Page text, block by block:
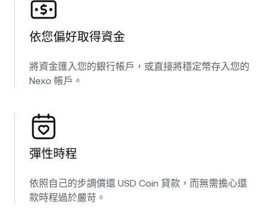
依您偏好取得資金
將資金匯入您的銀行帳戶，或直接將穩定幣存入您的
Nexo 帳戶。
彈性時程
依照自己的步調償還 USD Coin 貸款，而無需擔心還
款時程過於嚴苛。